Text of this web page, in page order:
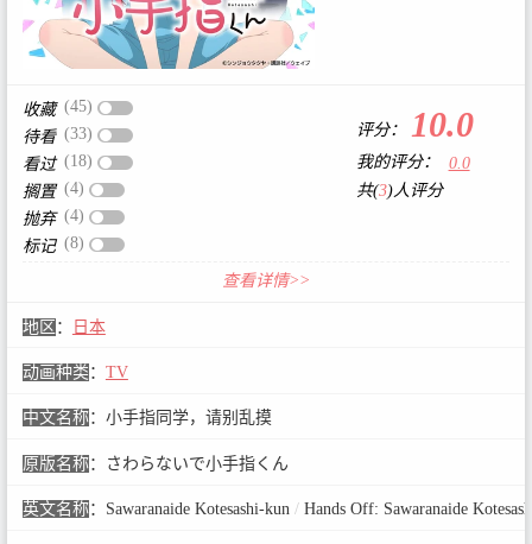
收藏 (45)
待看 (33)
看过 (18)
搁置 (4)
抛弃 (4)
标记 (8)
评分： 10.0
我的评分：
0.0
共(3)人评分
查看详情>>
地区 ： 日本
动画种类 ： TV
中文名称： 小手指同学，请别乱摸
原版名称： さわらないで小手指くん
英文名称： Sawaranaide Kotesashi-kun /Hands Off: Sawaranaide